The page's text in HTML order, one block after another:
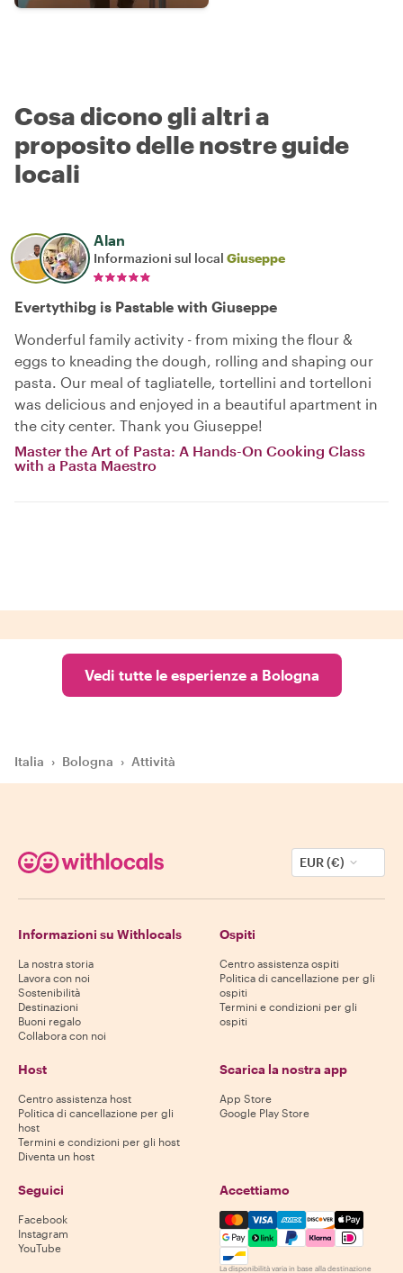
Cosa dicono gli altri a
proposito delle nostre guide
locali
Alan
Informazioni sul local Giuseppe
Evertythibg is Pastable with Giuseppe
Wonderful family activity - from mixing the flour &
eggs to kneading the dough, rolling and shaping our
pasta. Our meal of tagliatelle, tortellini and tortelloni
was delicious and enjoyed in a beautiful apartment in
the city center. Thank you Giuseppe!
Master the Art of Pasta: A Hands-On Cooking Class
with a Pasta Maestro
Vedi tutte le esperienze a Bologna
Italia › Bologna › Attività
EUR (€)
Informazioni su Withlocals
La nostra storia
Lavora con noi
Sostenibilità
Destinazioni
Buoni regalo
Collabora con noi
Ospiti
Centro assistenza ospiti
Politica di cancellazione per gli
ospiti
Termini e condizioni per gli
ospiti
Host
Centro assistenza host
Politica di cancellazione per gli
host
Termini e condizioni per gli host
Diventa un host
Scarica la nostra app
App Store
Google Play Store
Seguici
Facebook
Instagram
YouTube
Accettiamo
Mastercard, Visa, Amex,
La disponibilità varia in base alla destinazione